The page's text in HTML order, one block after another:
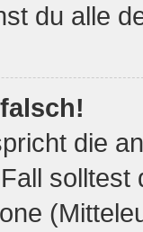
du alle
die
solltest